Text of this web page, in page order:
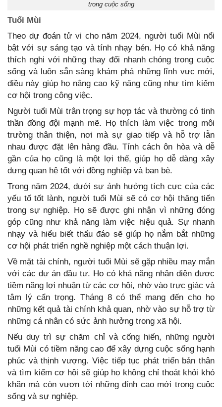
trong cuộc sống
Tuổi Mùi
Theo dự đoán tử vi cho năm 2024, người tuổi Mùi nổi
bật với sự sáng tạo và tính nhạy bén. Họ có khả năng
thích nghi với những thay đổi nhanh chóng trong cuộc
sống và luôn sẵn sàng khám phá những lĩnh vực mới,
điều này giúp họ nâng cao kỹ năng cũng như tìm kiếm
cơ hội trong công việc.
Người tuổi Mùi trân trọng sự hợp tác và thường có tinh
thần đồng đội mạnh mẽ. Họ thích làm việc trong môi
trường thân thiện, nơi mà sự giao tiếp và hỗ trợ lẫn
nhau được đặt lên hàng đầu. Tính cách ôn hòa và dễ
gần của họ cũng là một lợi thế, giúp họ dễ dàng xây
dựng quan hệ tốt với đồng nghiệp và bạn bè.
Trong năm 2024, dưới sự ảnh hưởng tích cực của các
yếu tố tốt lành, người tuổi Mùi sẽ có cơ hội thăng tiến
trong sự nghiệp. Họ sẽ được ghi nhận vì những đóng
góp cũng như khả năng làm việc hiệu quả. Sự nhanh
nhạy và hiểu biết thấu đáo sẽ giúp họ nắm bắt những
cơ hội phát triển nghề nghiệp một cách thuận lợi.
Về mặt tài chính, người tuổi Mùi sẽ gặp nhiều may mắn
với các dự án đầu tư. Họ có khả năng nhận diện được
tiềm năng lợi nhuận từ các cơ hội, nhờ vào trực giác và
tâm lý cẩn trọng. Tháng 8 có thể mang đến cho họ
những kết quả tài chính khả quan, nhờ vào sự hỗ trợ từ
những cá nhân có sức ảnh hưởng trong xã hội.
Nếu duy trì sự chăm chỉ và cống hiến, những người
tuổi Mùi có tiềm năng cao để xây dựng cuộc sống hạnh
phúc và thịnh vượng. Việc tiếp tục phát triển bản thân
và tìm kiếm cơ hội sẽ giúp họ không chỉ thoát khỏi khó
khăn mà còn vươn tới những đỉnh cao mới trong cuộc
sống và sự nghiệp.